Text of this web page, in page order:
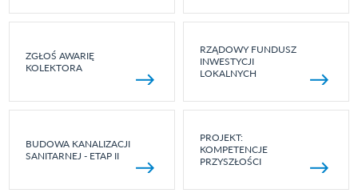
ZGŁOŚ AWARIĘ
KOLEKTORA
RZĄDOWY FUNDUSZ
INWESTYCJI
LOKALNYCH
BUDOWA KANALIZACJI
SANITARNEJ - ETAP II
PROJEKT:
KOMPETENCJE
PRZYSZŁOŚCI